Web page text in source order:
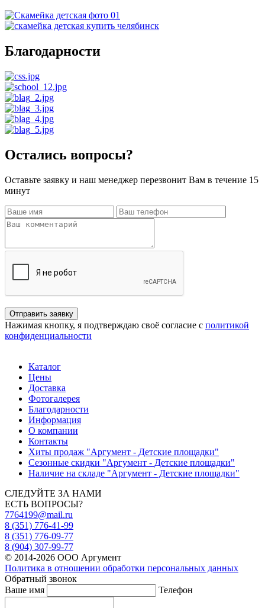
Благодарности
Остались вопросы?
Оставьте заявку и наш менеджер перезвонит Вам в течение 15
минут
Отправить заявку
Нажимая кнопку, я подтверждаю своё согласие с политикой
конфиденциальности
Каталог
Цены
Доставка
Фотогалерея
Благодарности
Информация
О компании
Контакты
Хиты продаж "Аргумент - Детские площадки"
Сезонные скидки "Аргумент - Детские площадки"
Наличие на складе "Аргумент - Детские площадки"
СЛЕДУЙТЕ ЗА НАМИ
ЕСТЬ ВОПРОСЫ?
7764199@mail.ru
8 (351) 776-41-99
8 (351) 776-09-77
8 (904) 307-99-77
© 2014-2026 ООО Аргумент
Политика в отношении обработки персональных данных
Обратный звонок
Ваше имя
Телефон